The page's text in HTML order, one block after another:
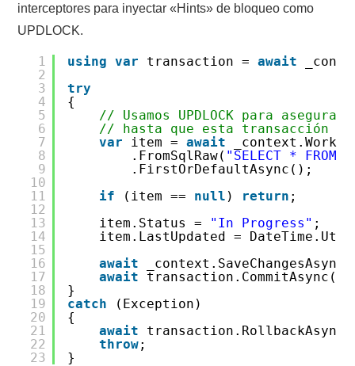
interceptores para inyectar «Hints» de bloqueo como
UPDLOCK.
1
2
3
4
5
6
7
8
9
10
11
12
13
14
15
16
17
18
19
20
21
22
23
using var transaction =await
try
{
// Usamos UPDLOCK para
// hasta que esta transacción haga
var
item =await
.FromSqlRaw( "SELECT * FROM
.FirstOrDefaultAsync();
if
(item == null ) return ;
item.Status = "In Progress" ;
item.LastUpdated =
await
await
transaction.CommitAsync();
}
catch
(Exception)
{
await
throw;
}